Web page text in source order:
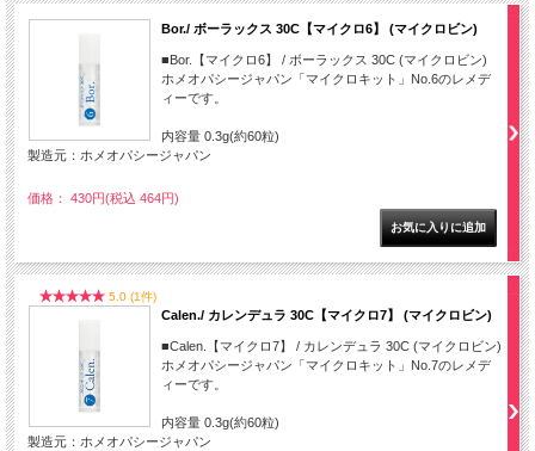
Bor./ ボーラックス 30C【マイクロ6】 (マイクロビン)
■Bor.【マイクロ6】 / ボーラックス 30C (マイクロビン)
ホメオパシージャパン「マイクロキット」No.6のレメデ
ィーです。
内容量 0.3g(約60粒)
製造元：ホメオパシージャパン
価格： 430円(税込 464円)
5.0 (1件)
Calen./ カレンデュラ 30C【マイクロ7】 (マイクロビン)
■Calen.【マイクロ7】 / カレンデュラ 30C (マイクロビン)
ホメオパシージャパン「マイクロキット」No.7のレメデ
ィーです。
内容量 0.3g(約60粒)
製造元：ホメオパシージャパン